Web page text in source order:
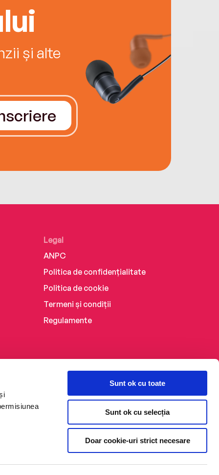
Sunt ok cu toate
Sunt ok cu selecția
Doar cookie-uri strict necesare
și alte
Legal
ANPC
Politica de confidențialitate
Politica de cookie
Termeni și condiții
Regulamente